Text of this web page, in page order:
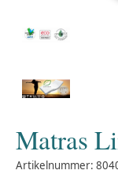
Matras
Artikelnummer: